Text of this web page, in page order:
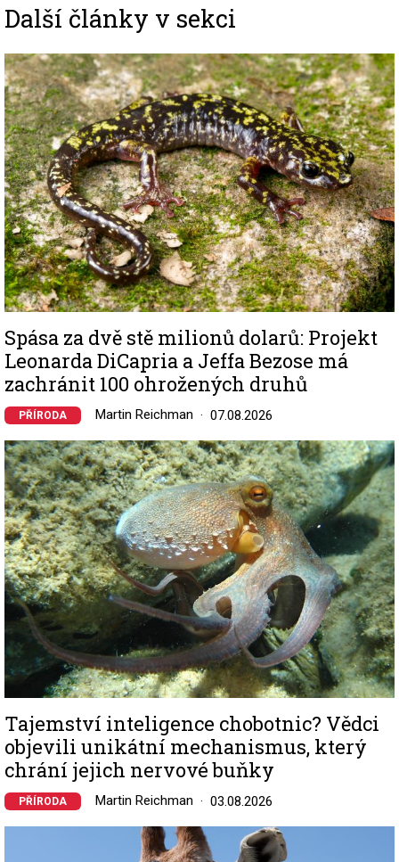
Další články v sekci
Image
Spása za dvě stě milionů dolarů: Projekt
Leonarda DiCapria a Jeffa Bezose má
zachránit 100 ohrožených druhů
PŘÍRODA Martin Reichman 07.08.2026
Image
Tajemství inteligence chobotnic? Vědci
objevili unikátní mechanismus, který
chrání jejich nervové buňky
PŘÍRODA Martin Reichman 03.08.2026